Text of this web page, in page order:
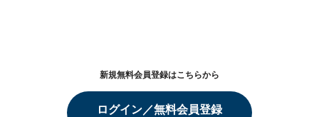
新規無料会員登録はこちらから
ログイン／無料会員登録